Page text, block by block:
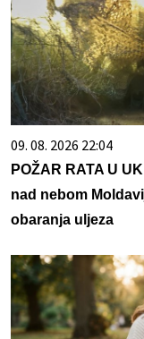
09. 08. 2026 22:04
POŽAR RATA U
nad nebom
obaranja uljeza